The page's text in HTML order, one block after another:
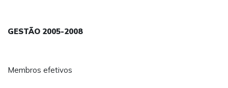
GESTÃO 2005-2008
Membros efetivos